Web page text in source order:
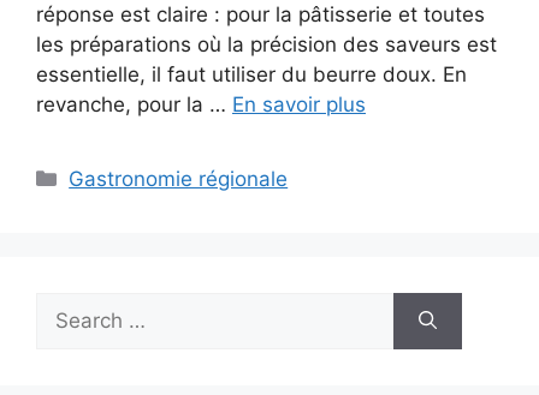
réponse est claire : pour la pâtisserie et toutes
les préparations où la précision des saveurs est
essentielle, il faut utiliser du beurre doux. En
revanche, pour la … En savoir plus
Categories
Gastronomie régionale
for: